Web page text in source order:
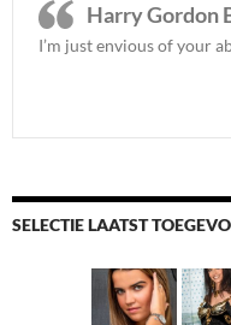
Harry Gordon
I’m just envious of your
SELECTIE LAATST